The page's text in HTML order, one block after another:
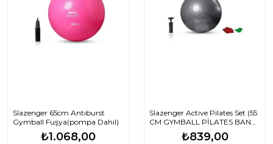
Slazenger 65cm Antıburst
Gymball Fuşya(pompa Dahil)
₺1.068,00
Slazenger Active Pilates Set (55
CM GYMBALL PİLATES BANDI
LOOP BAND)₺839,00